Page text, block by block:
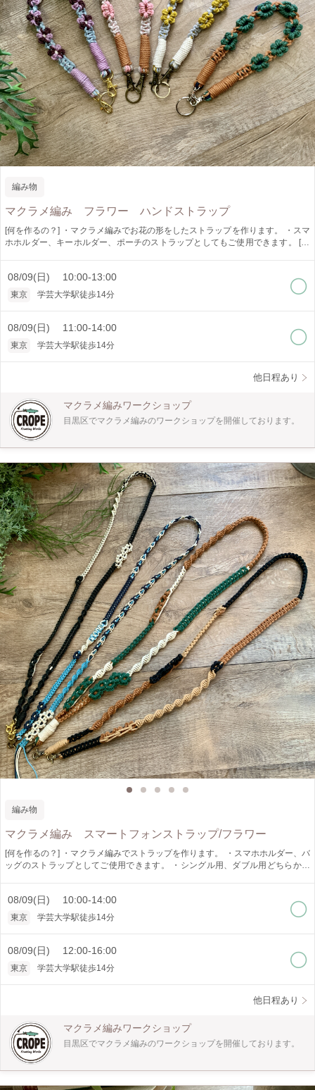
編み物
マクラメ編み フラワー ハンドストラップ
[何を作るの？] ・マクラメ編みでお花の形をしたストラップを作ります。 ・スマ
ホホルダー、キーホルダー、ポーチのストラップとしてもご使用できます。 [ど
[オススメポイント] ・ロープの色が選べます。（時期により色は異なります） ・
ナスカン（金具）は時期により種類が異なります。 ・少人数制でゆっくり教え
時間に余裕をもってお越しください。 [是非知ってほしい] ・マクラメ編みは手で
紐を結びデザインを作り出すことの出来る技法です。 インテリア、アクセサリ
ーと幅広く作れます。 一つ作ると次に何を作ろうかなと楽しくなります。 是非
08/09(日) 10:00-13:00
東京 学芸大学駅徒歩14分
08/09(日) 11:00-14:00
東京 学芸大学駅徒歩14分
他日程あり
マクラメ編みワークショップ
目黒区でマクラメ編みのワークショップを開催しております。
編み物
マクラメ編み スマートフォンストラップ/フラワー
[何を作るの？] ・マクラメ編みでストラップを作ります。 ・スマホホルダー、バ
ッグのストラップとしてご使用できます。 ・シングル用、ダブル用どちらか選
約 L.1300mm(体型に合わせてサイズは変更出来ます） [オススメポイント] ・ロ
ープの色、金具の色が選べます。 （時期により、紐の色は異なりますので、画
がございますので、 時間に余裕をもってご予約ください。 [所要時間] ・4時間
にしていますが、個人差がありますので4時間以上かかることがあります。 時間
に余裕をもってお越しください。 [是非知ってほしい] ・マクラメ編みは手で紐を
08/09(日) 10:00-14:00
東京 学芸大学駅徒歩14分
08/09(日) 12:00-16:00
東京 学芸大学駅徒歩14分
他日程あり
マクラメ編みワークショップ
目黒区でマクラメ編みのワークショップを開催しております。